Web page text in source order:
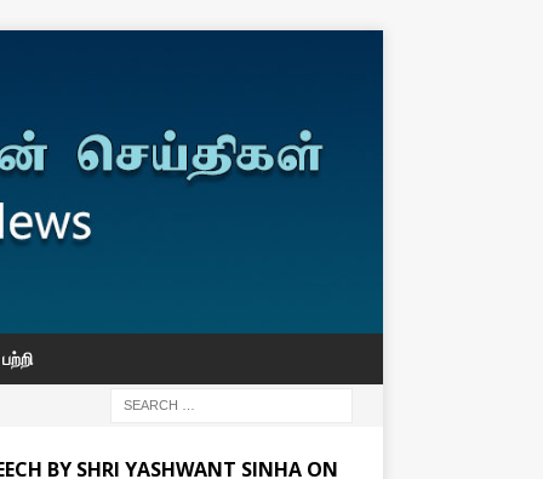
BY SHRI YASHWANT SINHA ON